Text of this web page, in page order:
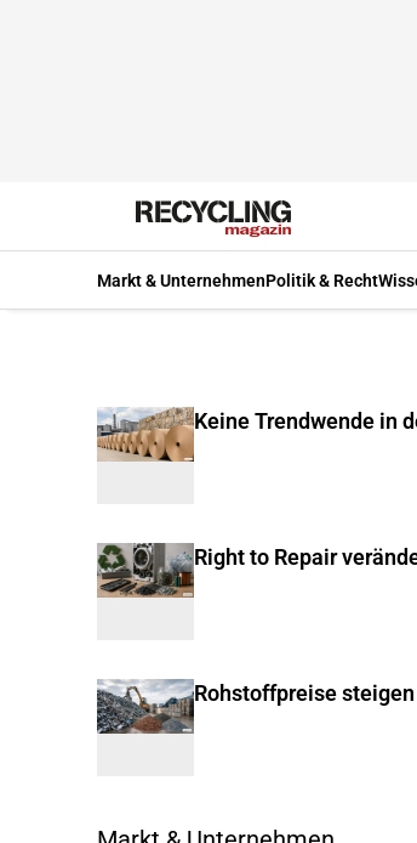
Markt & UnternehmenPolitik & Recht
Keine Trendwende in
Right to Repair
Rohstoffpreise